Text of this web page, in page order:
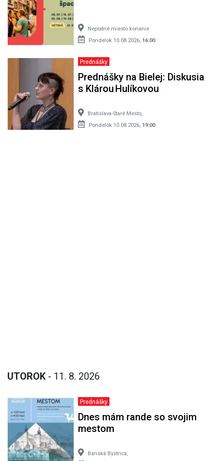
Neplatné miesto konanie
Pondelok 10.08.2026, 16:00
Prednášky
Prednášky na Bielej: Diskusia
s Klárou Hulíkovou
Bratislava-Staré Mesto,
Pondelok 10.08.2026, 19:00
UTOROK - 11. 8. 2026
Prednášky
Dnes mám rande so svojim
mestom
Banská Bystrica,